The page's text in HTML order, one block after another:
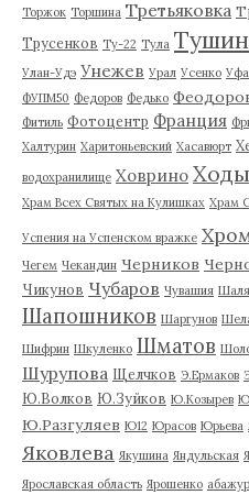
Торжок Торшина Третьяковка
Трусенков Ту-22 Тула
Улан-Удэ Унежев Урал Усенко Уфа
ФУПМ50 Федоров Федько
Фитиль Фотоцентр Франция
Халтурин Харитоньевский Хасавюрт
водохранилище Ховрино
Храм Всех Святых на Кулишках Храм
Успения на Успенском вражке
Чегем Чекандин Черников
Чикунов Чубаров Чувашия Шаля
Шапошников Шаргунов
Шифрин Шкуленко Шматов
Шурупова Щелчков Э.Ермаков
Ю.Волков Ю.Зуйков Ю.Козырев
Ю.Разгуляев Ю12 Юрасов Юрьева
Яковлева Якушина Яндульская
Ярославская область Ярошенко абажур